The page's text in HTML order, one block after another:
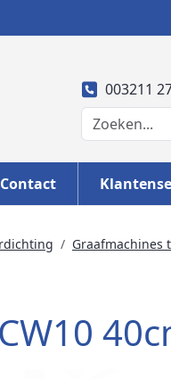
003211
Contact
Graafmachines